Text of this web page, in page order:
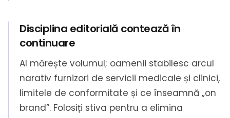
Disciplina editorială contează în
continuare
AI mărește volumul; oamenii stabilesc arcul
narativ furnizori de servicii medicale și clinici,
limitele de conformitate și ce înseamnă „on
brand”. Folosiți stiva pentru a elimina